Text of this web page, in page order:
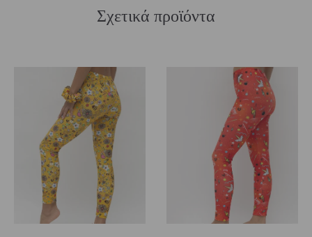
Σχετικά προϊόντα